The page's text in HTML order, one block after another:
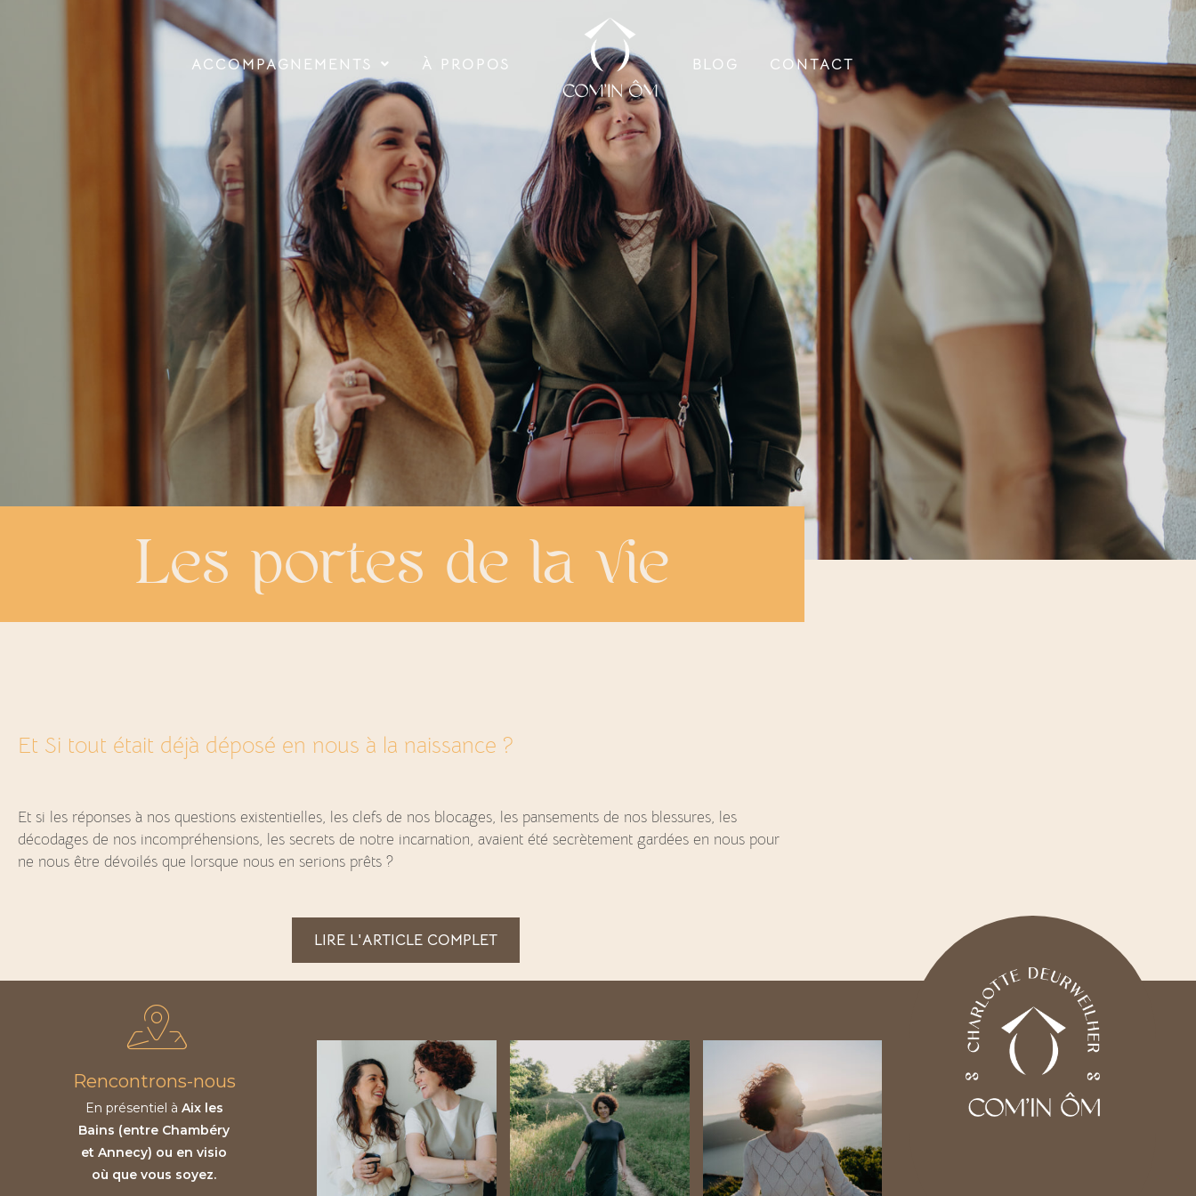
ACCOMPAGNEMENTS À PROPOS BLOG CONTACT
Les portes de la vie
Et Si tout était déjà déposé en nous à la naissance ?
Et si les réponses à nos questions existentielles, les clefs de nos blocages, les pansements de nos blessures, les
décodages de nos incompréhensions, les secrets de notre incarnation, avaient été secrètement gardées en nous pour
ne nous être dévoilés que lorsque nous en serions prêts ?
LIRE L'ARTICLE COMPLET
Rencontrons-nous
En présentiel à Aix les
Bains (entre Chambéry
et Annecy) ou en visio
où que vous soyez.